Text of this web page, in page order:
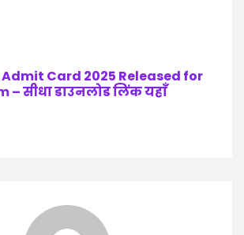
Admit Card 2025 Released for
– सीधा डाउनलोड लिंक यहाँ